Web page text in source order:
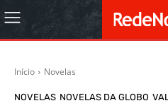
Início Novelas
NOVELAS NOVELAS DA GLOBO